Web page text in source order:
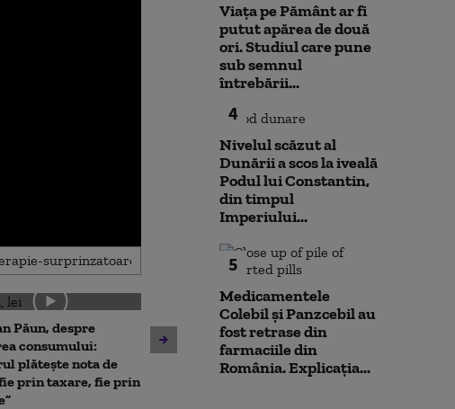
Păun, despre
consumului:
plătește nota de
prin taxare, fie prin
Antrenament cu miză:
pușcașii marini români au
testat vehiculele de asalt
amfibiu AAV-7 alături de
așteaptă să
Viața pe Pământ ar fi
putut apărea de două
ori. Studiul care pune
sub semnul
întrebării...
4
Nivelul scăzut al
Dunării a scos la iveală
Podul lui Constantin,
din timpul
Imperiului...
5
Medicamentele
Colebil și Panzcebil au
fost retrase din
farmaciile din
România. Explicația...